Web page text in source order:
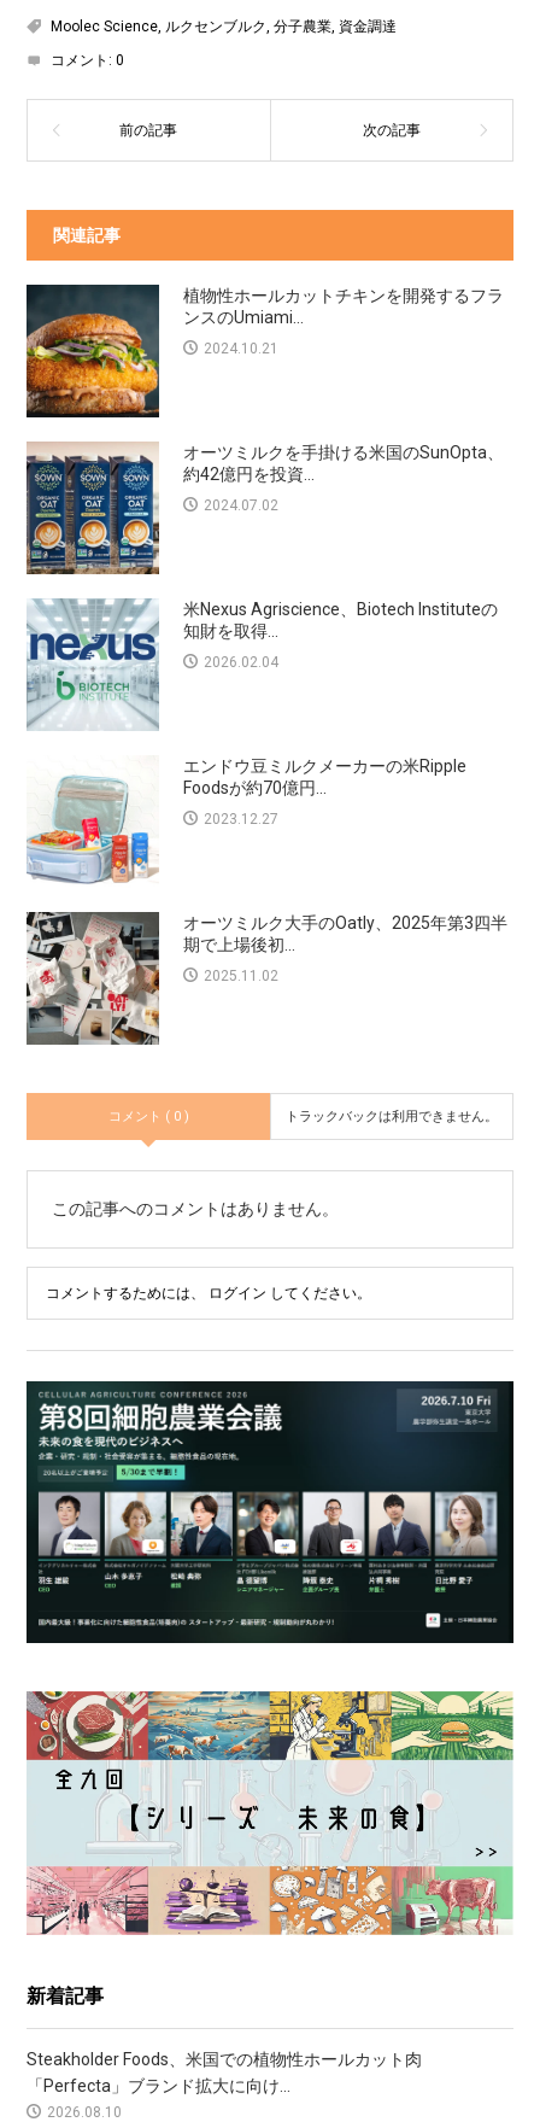
Moolec Science, ルクセンブルク,分子農業, 資金調達
コメント:0
関連記事
植物性ホールカットチキンを開発するフラ
ンスのUmiami...
2024.10.21
オーツミルクを手掛ける米国のSunOpta、
約42億円を投資...
2024.07.02
米Nexus Agriscience、Biotech Instituteの
知財を取得...
2026.02.04
エンドウ豆ミルクメーカーの米Ripple
Foodsが約70億円...
2023.12.27
オーツミルク大手のOatly、2025年第3四半
期で上場後初...
2025.11.02
コメント ( 0 ) トラックバックは利用できません。
この記事へのコメントはありません。
コメントするためには、 ログイン してください。
新着記事
Steakholder Foods、米国での植物性ホールカット肉
「Perfecta」ブランド拡大に向け...
2026.08.10